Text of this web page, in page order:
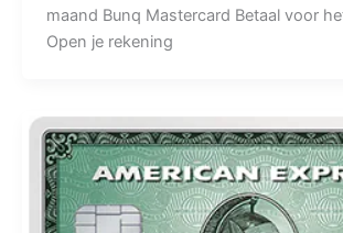
maand Bunq Mastercard Betaal voor
Open je rekening